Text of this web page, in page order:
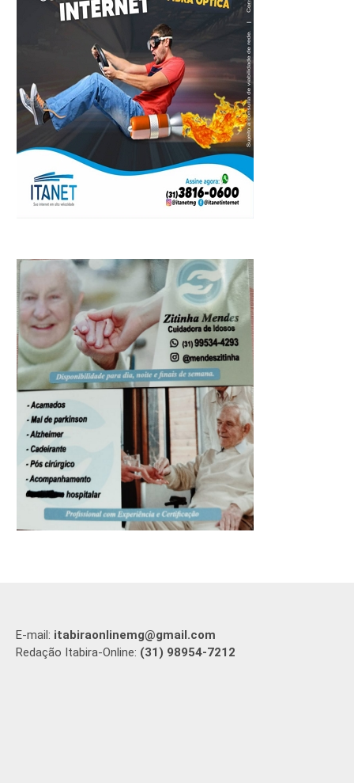
E-mail: itabiraonlinemg@gmail.com
Redação Itabira-Online: (31) 98954-7212